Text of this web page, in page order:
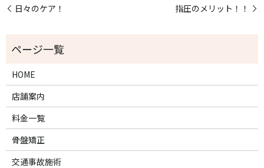
日々のケア！ 指圧のメリット！！
HOME
店舗案内
料金一覧
骨盤矯正
交通事故施術